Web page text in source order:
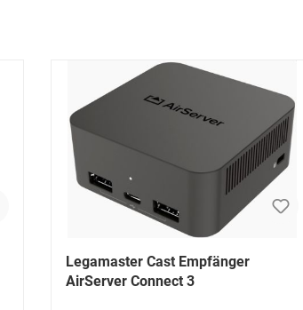
Legamaster Cast Empfänger
AirServer Connect 3